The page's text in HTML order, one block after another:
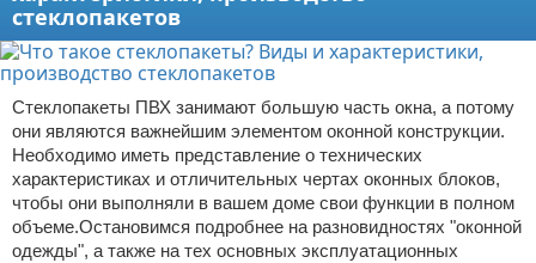
стеклопакетов
Стеклопакеты ПВХ занимают большую часть окна, а потому
они являются важнейшим элементом оконной конструкции.
Необходимо иметь представление о технических
характеристиках и отличительных чертах оконных блоков,
чтобы они выполняли в вашем доме свои функции в полном
объеме.Остановимся подробнее на разновидностях "оконной
одежды", а также на тех основных эксплуатационных